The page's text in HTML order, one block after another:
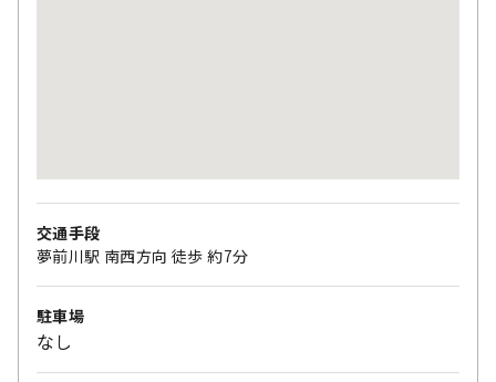
交通手段
夢前川駅 南西方向 徒歩 約7分
駐車場
なし